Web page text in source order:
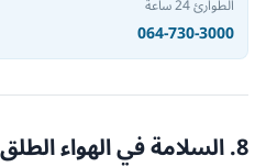
الطوارئ 24 ساعة
064-730-3000
8. السلامة في الهواء الطلق والتخييم